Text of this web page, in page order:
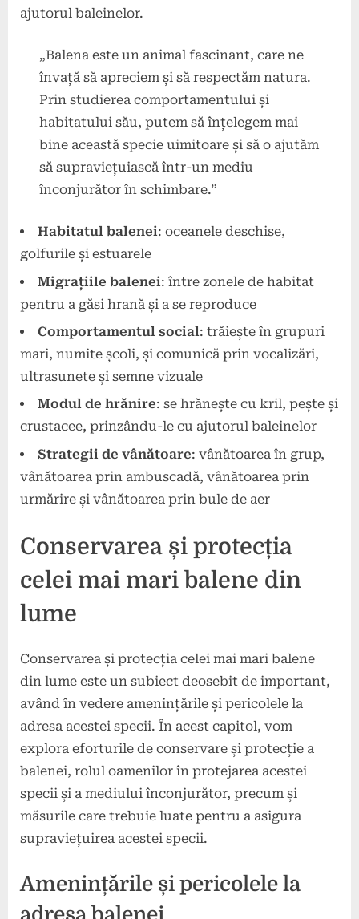
ajutorul baleinelor.
„Balena este un animal fascinant, care ne
învață să apreciem și să respectăm natura.
Prin studierea comportamentului și
habitatului său, putem să înțelegem mai
bine această specie uimitoare și să o ajutăm
să supraviețuiască într-un mediu
înconjurător în schimbare.”
Habitatul balenei: oceanele deschise,
golfurile și estuarele
Migrațiile balenei: între zonele de habitat
pentru a găsi hrană și a se reproduce
Comportamentul social: trăiește în grupuri
mari, numite școli, și comunică prin vocalizări,
ultrasunete și semne vizuale
Modul de hrănire: se hrănește cu kril, pește și
crustacee, prinzându-le cu ajutorul baleinelor
Strategii de vânătoare: vânătoarea în grup,
vânătoarea prin ambuscadă, vânătoarea prin
urmărire și vânătoarea prin bule de aer
Conservarea și protecția
celei mai mari balene din
lume
Conservarea și protecția celei mai mari balene
din lume este un subiect deosebit de important,
având în vedere amenințările și pericolele la
adresa acestei specii. În acest capitol, vom
explora eforturile de conservare și protecție a
balenei, rolul oamenilor în protejarea acestei
specii și a mediului înconjurător, precum și
măsurile care trebuie luate pentru a asigura
supraviețuirea acestei specii.
Amenințările și pericolele la
adresa balenei